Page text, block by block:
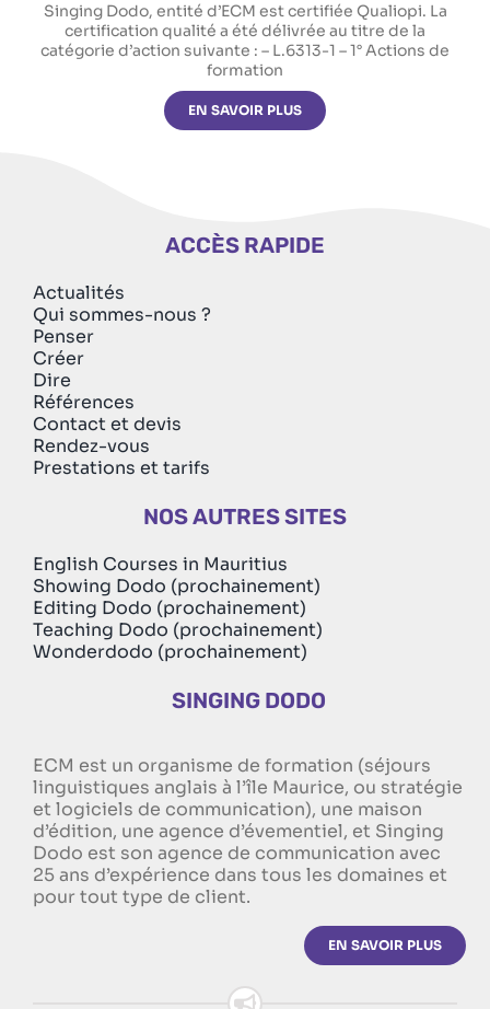
Singing Dodo, entité d’ECM est certifiée Qualiopi. La
certification qualité a été délivrée au titre de la
catégorie d’action suivante : – L.6313-1 – 1° Actions de
formation
EN SAVOIR PLUS
ACCÈS RAPIDE
Actualités
Qui sommes-nous ?
Penser
Créer
Dire
Références
Contact et devis
Rendez-vous
Prestations et tarifs
NOS AUTRES SITES
English Courses in Mauritius
Showing Dodo (prochainement)
Editing Dodo (prochainement)
Teaching Dodo (prochainement)
Wonderdodo (prochainement)
SINGING DODO
ECM est un organisme de formation (séjours
linguistiques anglais à l’île Maurice, ou stratégie
et logiciels de communication), une maison
d’édition, une agence d’évementiel, et Singing
Dodo est son agence de communication avec
25 ans d’expérience dans tous les domaines et
pour tout type de client.
EN SAVOIR PLUS